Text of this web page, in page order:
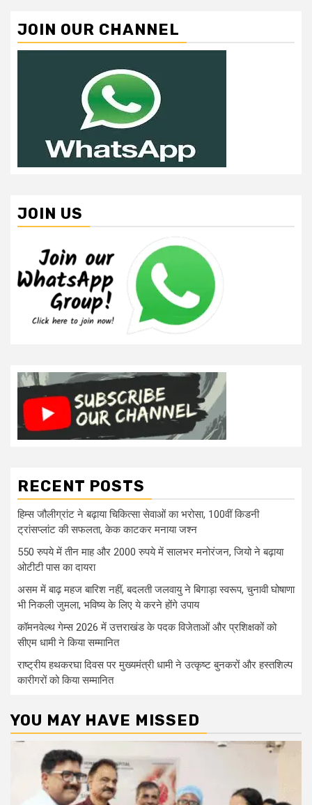
JOIN OUR CHANNEL
JOIN US
RECENT POSTS
हिम्स जौलीग्रांट ने बढ़ाया चिकित्सा सेवाओं का भरोसा, 100वीं किडनी
ट्रांसप्लांट की सफलता, केक काटकर मनाया जश्न
550 रुपये में तीन माह और 2000 रुपये में सालभर मनोरंजन, जियो ने बढ़ाया
ओटीटी पास का दायरा
असम में बाढ़ महज बारिश नहीं, बदलती जलवायु ने बिगाड़ा स्वरूप, चुनावी घोषाणा
भी निकली जुमला, भविष्य के लिए ये करने होंगे उपाय
कॉमनवेल्थ गेम्स 2026 में उत्तराखंड के पदक विजेताओं और प्रशिक्षकों को
सीएम धामी ने किया सम्मानित
राष्ट्रीय हथकरघा दिवस पर मुख्यमंत्री धामी ने उत्कृष्ट बुनकरों और हस्तशिल्प
कारीगरों को किया सम्मानित
YOU MAY HAVE MISSED